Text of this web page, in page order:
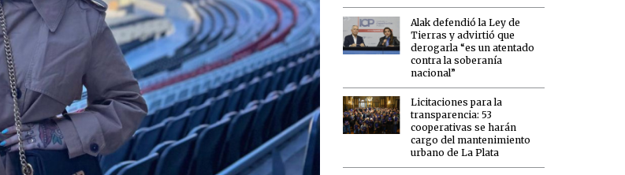
Alak defendió la Ley de
Tierras y advirtió que
derogarla “es un atentado
contra la soberanía
nacional”
Licitaciones para la
transparencia: 53
cooperativas se harán
cargo del mantenimiento
urbano de La Plata